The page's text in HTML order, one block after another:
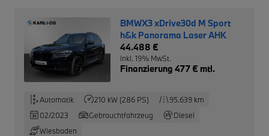
BMWX3 xDrive30d M Sport
h&k Panorama Laser AHK
44.488 €
inkl. 19% MwSt.
Finanzierung 477 € mtl.
Automatik 210 kW (286 PS)
95.639 km
02/2023
Gebrauchtfahrzeug
Diesel
Wiesbaden